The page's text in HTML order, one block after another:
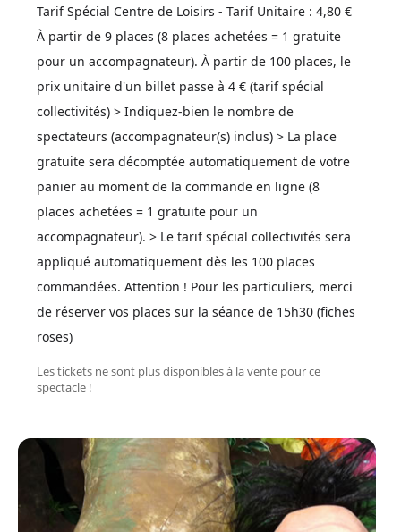
Tarif Spécial Centre de Loisirs - Tarif Unitaire : 4,80 €
À partir de 9 places (8 places achetées = 1 gratuite
pour un accompagnateur). À partir de 100 places, le
prix unitaire d'un billet passe à 4 € (tarif spécial
collectivités) > Indiquez-bien le nombre de
spectateurs (accompagnateur(s) inclus) > La place
gratuite sera décomptée automatiquement de votre
panier au moment de la commande en ligne (8
places achetées = 1 gratuite pour un
accompagnateur). > Le tarif spécial collectivités sera
appliqué automatiquement dès les 100 places
commandées. Attention ! Pour les particuliers, merci
de réserver vos places sur la séance de 15h30 (fiches
roses)
Les tickets ne sont plus disponibles à la vente pour ce
spectacle !